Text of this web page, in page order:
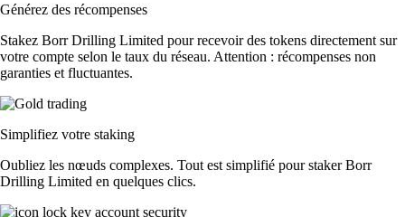
Générez des récompenses
Stakez Borr Drilling Limited pour recevoir des tokens directement sur
votre compte selon le taux du réseau. Attention : récompenses non
garanties et fluctuantes.
Simplifiez votre staking
Oubliez les nœuds complexes. Tout est simplifié pour staker Borr
Drilling Limited en quelques clics.